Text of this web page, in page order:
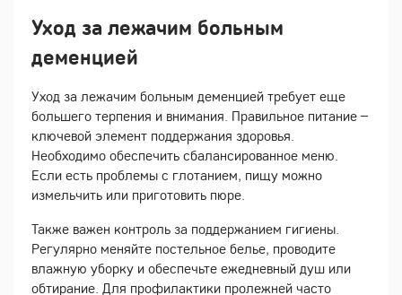
Уход за лежачим больным
деменцией
Уход за лежачим больным деменцией требует еще
большего терпения и внимания. Правильное питание –
ключевой элемент поддержания здоровья.
Необходимо обеспечить сбалансированное меню.
Если есть проблемы с глотанием, пищу можно
измельчить или приготовить пюре.
Также важен контроль за поддержанием гигиены.
Регулярно меняйте постельное белье, проводите
влажную уборку и обеспечьте ежедневный душ или
обтирание. Для профилактики пролежней часто